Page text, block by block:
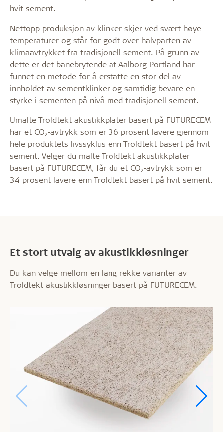
hvit sement.
Nettopp produksjon av klinker skjer ved svært høye
temperaturer og står for godt over halvparten av
klimaavtrykket fra tradisjonell sement. På grunn av
dette er det banebrytende at Aalborg Portland har
funnet en metode for å erstatte en stor del av
innholdet av sementklinker og samtidig bevare en
styrke i sementen på nivå med tradisjonell sement.
Umalte Troldtekt akustikkplater basert på FUTURECEM
har et CO₂‑avtrykk som er 36 prosent lavere gjennom
hele produktets livssyklus enn Troldtekt basert på hvit
sement. Velger du malte Troldtekt akustikkplater
basert på FUTURECEM, får du et CO₂‑avtrykk som er
34 prosent lavere enn Troldtekt basert på hvit sement.
Et stort utvalg av akustikkløsninger
Du kan velge mellom en lang rekke varianter av
Troldtekt akustikkløsninger basert på FUTURECEM.